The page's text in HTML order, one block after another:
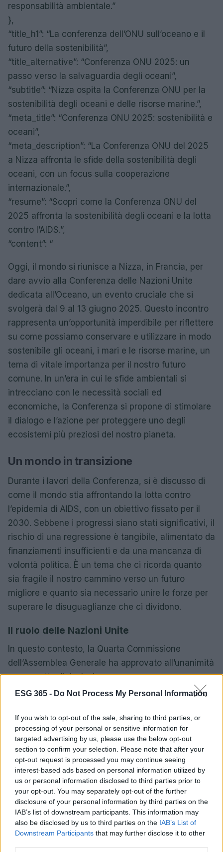
ESG 365 - Do Not Process My Personal Information
If you wish to opt-out of the sale, sharing to third parties, or
processing of your personal or sensitive information for
targeted advertising by us, please use the below opt-out
section to confirm your selection. Please note that after your
opt-out request is processed you may continue seeing
interest-based ads based on personal information utilized by
us or personal information disclosed to third parties prior to
your opt-out. You may separately opt-out of the further
disclosure of your personal information by third parties on the
IAB’s list of downstream participants. This information may
also be disclosed by us to third parties on the IAB’s List of
Downstream Participants that may further disclose it to other
responsabilità ambientale.”
},
“title_h1”: “La conferenza dell’ONU sull’oceano e il
futuro della sostenibilità”,
“title_alternative”: “Conferenza ONU 2025: un
passo verso la salvaguardia degli oceani”,
“subtitle”: “Nizza ospita la Conferenza ONU per la
sostenibilità degli oceani e delle risorse marine.”,
“meta_title”: “Conferenza ONU 2025: sostenibilità e
oceani”,
“meta_description”: “La Conferenza ONU del 2025
a Nizza affronta le sfide della sostenibilità degli
oceani, con un focus sulla cooperazione
internazionale.”,
“resume”: “Scopri come la Conferenza ONU del
2025 affronta la sostenibilità degli oceani e la lotta
contro l’AIDS.”,
“content”: “
Oggi, il mondo si riunisce a Nizza, in Francia, per
dare avvio alla Conferenza delle Nazioni Unite
dedicata all’Oceano, un evento cruciale che si
svolgerà dal 9 al 13 giugno 2025. Questo incontro
rappresenta un’opportunità imperdibile per riflettere
su come possiamo conservare e utilizzare in modo
sostenibile gli oceani, i mari e le risorse marine, un
tema di vitale importanza per il nostro futuro
comune. In un’era in cui le sfide ambientali si
intrecciano con le necessità sociali ed
economiche, la Conferenza si propone di stimolare
il dialogo e l’azione per proteggere uno degli
ecosistemi più preziosi del nostro pianeta.
Un mondo in transizione
Durante i lavori della Conferenza, si è discusso di
come il mondo stia affrontando la lotta contro
l’epidemia di AIDS, con un obiettivo fissato per il
2030. Sebbene i progressi siano stati significativi, il
rischio di una regressione è tangibile, alimentato da
finanziamenti insufficienti e da una mancanza di
volontà politica. È un tema che ci ricorda quanto
sia fragile il nostro cammino verso un futuro
migliore e quanto sia necessario unire le forze per
superare le disuguaglianze che ci dividono.
Il ruolo delle Nazioni Unite
In questo contesto, la Quarta Commissione
dell’Assemblea Generale ha approvato all’unanimità
un progetto di risoluzione per promuovere una
revisione completa delle operazioni di
emblematico di un impegno più ampio delle Nazioni
Unite nel garantire la sicurezza e la stabilità in un
mondo in continua evoluzione. La scelta di nuovi
membri per il Consiglio Economico e Sociale è
un’altra dimostrazione della volontà di rinnovare e
rafforzare le istituzioni globali.
Le sfide umanitarie in Nigeria
La risposta alle crisi umanitarie è un tema
ricorrente. In Nigeria, le inondazioni devastanti